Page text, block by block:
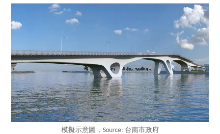
模擬示意圖，Source: 台南市政府